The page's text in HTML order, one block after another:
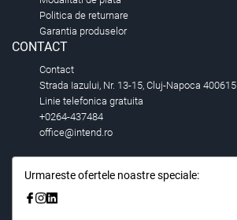
Politica de returnare
Garantia produselor
CONTACT
Contact
Strada Iazului, Nr. 13-15, Cluj-Napoca 400615
Linie telefonica gratuita
+0264-437484
office@intend.ro
Urmareste ofertele noastre speciale: